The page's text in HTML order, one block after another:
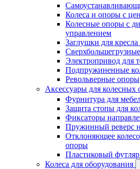
Колеса и опоры с
Колесные опоры с
управлением
Заглушки для
Электропривод для
Подпружиненные
Револьверные опоры
Аксессуары для колесных
Фурнитура для
Защита стопы для
Фиксаторы
Пружинный реверс
Отклоняющее
опоры
Пластиковый
Колеса для оборудования